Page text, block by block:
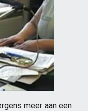
meer aan een